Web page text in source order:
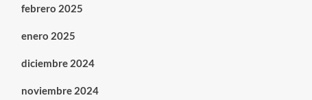
febrero 2025
enero 2025
diciembre 2024
noviembre 2024